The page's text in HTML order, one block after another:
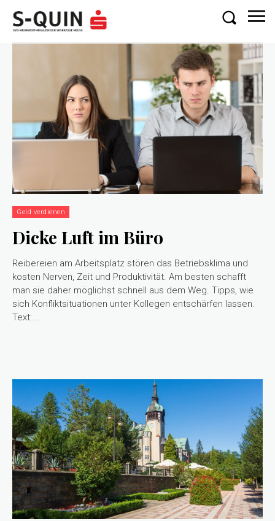
Geld verdienen
Dicke Luft im Büro
Reibereien am Arbeitsplatz stören das Betriebsklima und
kosten Nerven, Zeit und Produktivität. Am besten schafft
man sie daher möglichst schnell aus dem Weg. Tipps, wie
sich Konfliktsituationen unter Kollegen entschärfen lassen.
Text:...